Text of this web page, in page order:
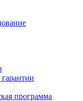
программа